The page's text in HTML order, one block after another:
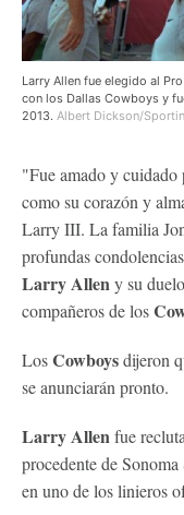
Larry Allen fue elegido al
con los Dallas Cowboys y
2013. Albert Dickson/
"Fue amado y cuidado
como su corazón y
Larry III. La familia
profundas
Larry Alleny su
compañeros de los
LosCowboysdijeron
se anunciarán pronto.
Larry Allenfue
procedente de
en uno de los linieros